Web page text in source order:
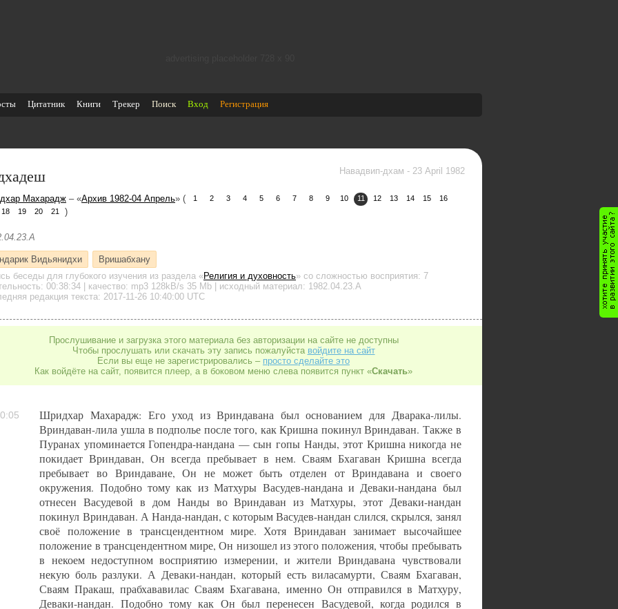
Цитатник Книги Трекер Поиск Вход Регистрация
Навадвип-дхам - 23 April 1982
Махарадж – «Архив 1982-04 Апрель» ( 1 2 3 4 5 6 7 8 9 10 11 12 13 14 15
16
18
19 20 21 )
Видьянидхи
Вришабхану
беседы для глубокого изучения из раздела «Религия и духовность» со сложностью восприятия: 7
00:38:34 | качество: mp3 128kB/s 35 Mb | исходный материал: 1982.04.23.A
редакция текста: 2017-11-26 10:40:00 UTC
Прослушивание и загрузка этого материала без авторизации на сайте не доступны
Чтобы прослушать или скачать эту запись пожалуйста войдите на сайт
Если вы еще не зарегистрировались – просто сделайте это
Как войдёте на сайт, появится плеер, а в боковом меню слева появится пункт «Скачать»
Шридхар Махарадж: Его уход из Вриндавана был основанием для Дварака-лилы.
Вриндаван-лила ушла в подполье после того, как Кришна покинул Вриндаван. Также в
Пуранах упоминается Гопендра-нандана — сын гопы Нанды, этот Кришна никогда не
покидает Вриндаван, Он всегда пребывает в нем. Сваям Бхагаван Кришна всегда
пребывает во Вриндаване, Он не может быть отделен от Вриндавана и своего
окружения. Подобно тому как из Матхуры Васудев-нандана и Деваки-нандана был
отнесен Васудевой в дом Нанды во Вриндаван из Матхуры, этот Деваки-нандан
покинул Вриндаван. А Нанда-нандан, с которым Васудев-нандан слился, скрылся, занял
своё положение в трансцендентном мире. Хотя Вриндаван занимает высочайшее
положение в трансцендентном мире, Он низошел из этого положения, чтобы пребывать
в некоем недоступном восприятию измерении, и жители Вриндавана чувствовали
некую боль разлуки. А Деваки-нандан, который есть виласамурти, Сваям Бхагаван,
Сваям Пракаш, прабхававилас Сваям Бхагавана, именно Он отправился в Матхуру,
Деваки-нандан. Подобно тому как Он был перенесен Васудевой, когда родился в